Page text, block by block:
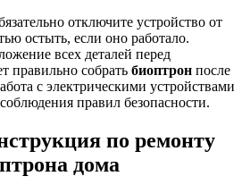
отключите устройство от
остыть, если оно работало.
всех деталей перед
правильно собрать биоптрон после
с электрическими устройствами
правил безопасности.
по ремонту
дома